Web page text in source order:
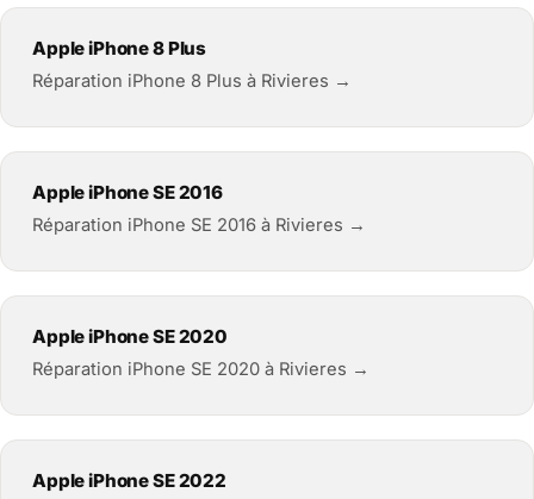
Apple iPhone 8 Plus
Réparation iPhone 8 Plus à Rivieres →
Apple iPhone SE 2016
Réparation iPhone SE 2016 à Rivieres →
Apple iPhone SE 2020
Réparation iPhone SE 2020 à Rivieres →
Apple iPhone SE 2022